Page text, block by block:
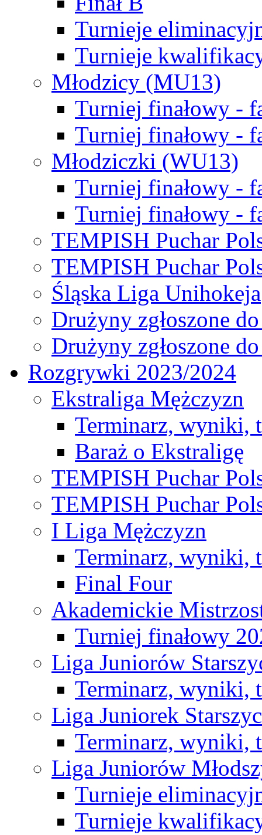
Turnieje
Turnieje
Młodzicy (MU13)
Turniej finałowy -
Turniej finałowy -
Młodziczki (WU13)
Turniej finałowy -
Turniej finałowy -
TEMPISH Puchar
TEMPISH Puchar
Śląska Liga Unihokeja
Drużyny zgłoszone
Drużyny zgłoszone
Rozgrywki 2023/2024
Ekstraliga Mężczyzn
Terminarz, wyniki,
Baraż o Ekstraligę
TEMPISH Puchar
TEMPISH Puchar
I Liga Mężczyzn
Terminarz, wyniki,
Final Four
Akademickie
Turniej finałowy
Liga Juniorów
Terminarz, wyniki,
Liga Juniorek
Terminarz, wyniki,
Liga Juniorów
Turnieje
Turnieje